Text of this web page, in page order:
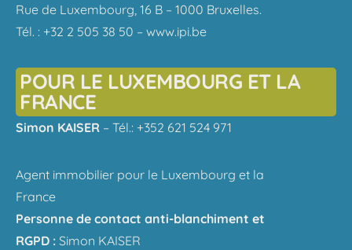
Rue de Luxembourg, 16 B – 1000 Bruxelles.
Tél. : +32 2 505 38 50 – www.ipi.be
POUR LE LUXEMBOURG ET LA
FRANCE
Simon KAISER – Tél.: +352 621 524 971
Agent immobilier pour le Luxembourg et la
France
Personne de contact anti-blanchiment et
RGPD : Simon KAISER